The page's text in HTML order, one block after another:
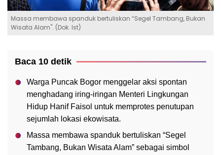
Massa membawa spanduk bertuliskan “Segel Tambang, Bukan
Wisata Alam". (Dok. Ist)
Baca 10 detik
Warga Puncak Bogor menggelar aksi spontan
menghadang iring-iringan Menteri Lingkungan
Hidup Hanif Faisol untuk memprotes penutupan
sejumlah lokasi ekowisata.
Massa membawa spanduk bertuliskan “Segel
Tambang, Bukan Wisata Alam” sebagai simbol